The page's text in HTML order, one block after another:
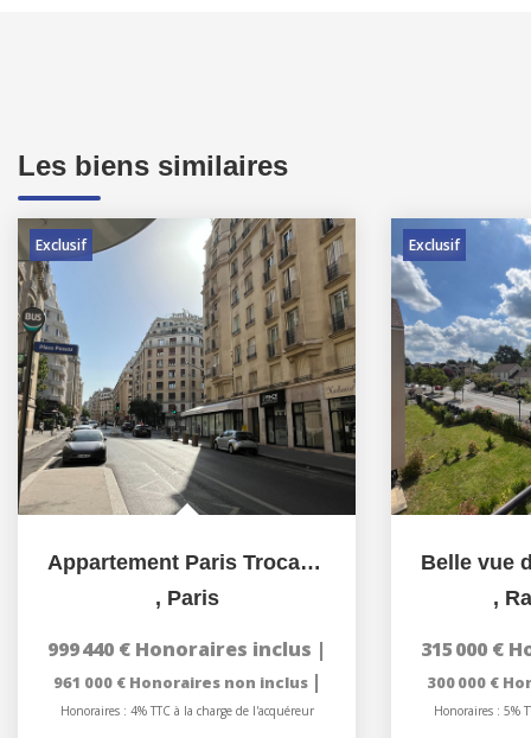
Les biens similaires
Exclusif
Appartement Paris Trocadéro 4 pièce(s) 82.07 m2 HSP 2.78M
, Paris
999 440 € Honoraires inclus |
961 000 € Honoraires non inclus |
Honoraires : 4% TTC à la charge de l'acquéreur
Exclusif
,
315 000 €
300 000 €
Honoraires : 5%